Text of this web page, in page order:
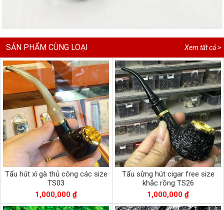
Xem tất cả >
SẢN PHẨM CÙNG LOẠI
Tẩu hút xì gà thủ công các size
TS03
1,000,000 ₫
Tẩu sừng hút cigar free size
khắc rồng TS26
1,000,000 ₫